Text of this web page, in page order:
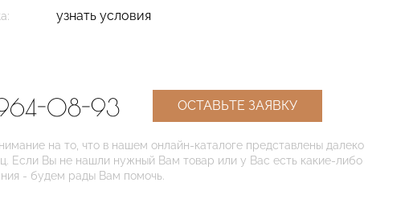
узнать условия
08-93 ОСТАВЬТЕ ЗАЯВКУ
на то, что в нашем онлайн-каталоге представлены далеко
Если Вы не нашли нужный Вам товар или у Вас есть какие-либо
- будем рады Вам помочь.